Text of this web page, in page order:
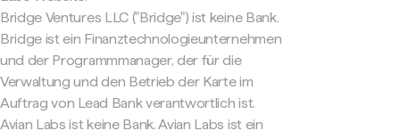
Bridge Ventures LLC ("Bridge") ist keine Bank.
Bridge ist ein Finanztechnologieunternehmen
und der Programmmanager, der für die
Verwaltung und den Betrieb der Karte im
Auftrag von Lead Bank verantwortlich ist.
Avian Labs ist keine Bank. Avian Labs ist ein